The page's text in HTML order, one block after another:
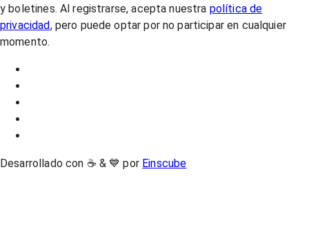
y boletines. Al registrarse, acepta nuestra política de
privacidad, pero puede optar por no participar en cualquier
momento.
Desarrollado con ☕ & 💙 por Einscube